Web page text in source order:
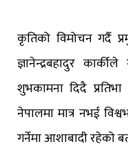
कृतिको विमोचन गर्दै
ज्ञानेन्द्रबहादुर
शुभकामना दिदै
नेपालमा मात्र नभई
गर्नेमा आशाबादी रहेको